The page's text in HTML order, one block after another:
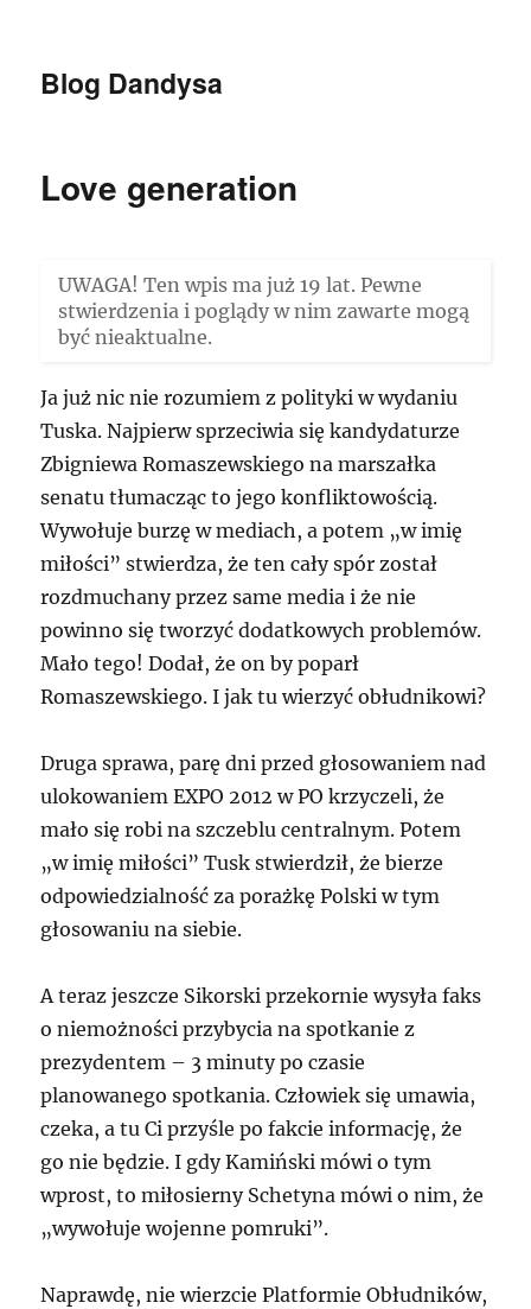
Blog Dandysa
Love generation
UWAGA! Ten wpis ma już 19 lat. Pewne
stwierdzenia i poglądy w nim zawarte mogą
być nieaktualne.
Ja już nic nie rozumiem z polityki w wydaniu
Tuska. Najpierw sprzeciwia się kandydaturze
Zbigniewa Romaszewskiego na marszałka
senatu tłumacząc to jego konfliktowością.
Wywołuje burzę w mediach, a potem „w imię
miłości” stwierdza, że ten cały spór został
rozdmuchany przez same media i że nie
powinno się tworzyć dodatkowych problemów.
Mało tego! Dodał, że on by poparł
Romaszewskiego. I jak tu wierzyć obłudnikowi?
Druga sprawa, parę dni przed głosowaniem nad
ulokowaniem EXPO 2012 w PO krzyczeli, że
mało się robi na szczeblu centralnym. Potem
„w imię miłości” Tusk stwierdził, że bierze
odpowiedzialność za porażkę Polski w tym
głosowaniu na siebie.
A teraz jeszcze Sikorski przekornie wysyła faks
o niemożności przybycia na spotkanie z
prezydentem – 3 minuty po czasie
planowanego spotkania. Człowiek się umawia,
czeka, a tu Ci przyśle po fakcie informację, że
go nie będzie. I gdy Kamiński mówi o tym
wprost, to miłosierny Schetyna mówi o nim, że
„wywołuje wojenne pomruki”.
Naprawdę, nie wierzcie Platformie Obłudników,